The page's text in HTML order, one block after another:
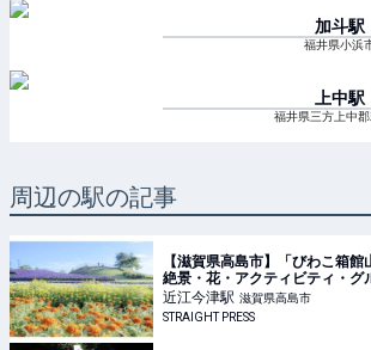
加斗駅
福井県小浜
上中駅
福井県三方上中
周辺の駅の記事
【滋賀県高島市】「びわこ箱館
絶景・花・アクティビティ・グ
近江今津駅 滋賀県高島市
STRAIGHT PRESS